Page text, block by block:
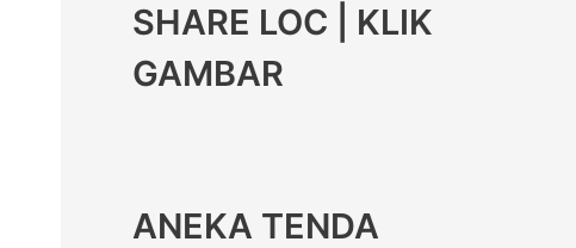
SHARE LOC | KLIK
GAMBAR
ANEKA TENDA